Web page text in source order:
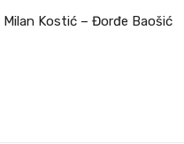
Milan Kostić – Đorđe Baošić